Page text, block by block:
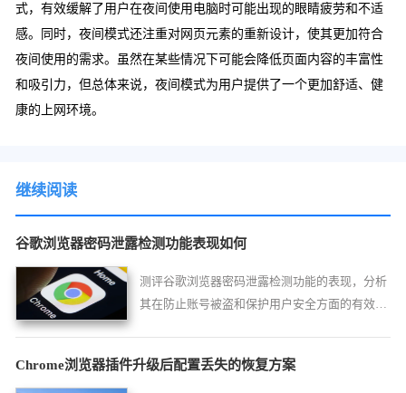
式，有效缓解了用户在夜间使用电脑时可能出现的眼睛疲劳和不适
感。同时，夜间模式还注重对网页元素的重新设计，使其更加符合
夜间使用的需求。虽然在某些情况下可能会降低页面内容的丰富性
和吸引力，但总体来说，夜间模式为用户提供了一个更加舒适、健
康的上网环境。
继续阅读
谷歌浏览器密码泄露检测功能表现如何
测评谷歌浏览器密码泄露检测功能的表现，分析
其在防止账号被盗和保护用户安全方面的有效
Chrome浏览器插件升级后配置丢失的恢复方案